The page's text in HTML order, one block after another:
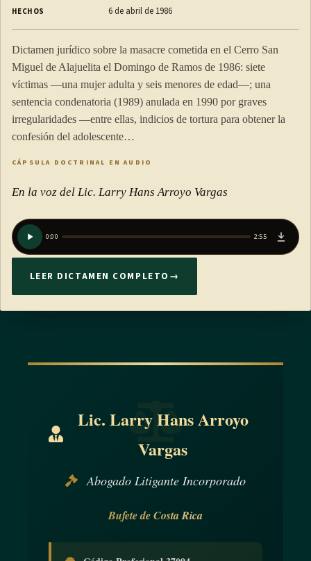
HECHOS 6 de abril de 1986
Dictamen jurídico sobre la masacre cometida en el Cerro San
Miguel de Alajuelita el Domingo de Ramos de 1986: siete
víctimas —una mujer adulta y seis menores de edad—; una
sentencia condenatoria (1989) anulada en 1990 por graves
irregularidades —entre ellas, indicios de tortura para obtener la
confesión del adolescente…
CÁPSULA DOCTRINAL EN AUDIO
En la voz del Lic. Larry Hans Arroyo Vargas
0:00 2:55
LEER DICTAMEN COMPLETO →
Lic. Larry Hans Arroyo
Vargas
Abogado Litigante Incorporado
Bufete de Costa Rica